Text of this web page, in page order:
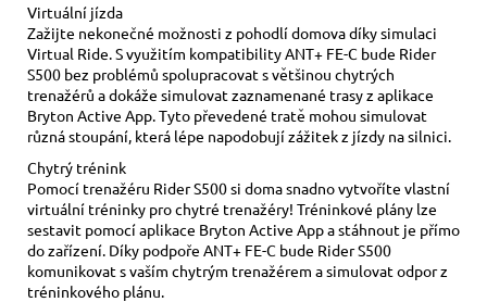
Virtuální jízda
Zažijte nekonečné možnosti z pohodlí domova díky simulaci
Virtual Ride. S využitím kompatibility ANT+ FE-C bude Rider
S500 bez problémů spolupracovat s většinou chytrých
trenažérů a dokáže simulovat zaznamenané trasy z aplikace
Bryton Active App. Tyto převedené tratě mohou simulovat
různá stoupání, která lépe napodobují zážitek z jízdy na silnici.
Chytrý trénink
Pomocí trenažéru Rider S500 si doma snadno vytvoříte vlastní
virtuální tréninky pro chytré trenažéry! Tréninkové plány lze
sestavit pomocí aplikace Bryton Active App a stáhnout je přímo
do zařízení. Díky podpoře ANT+ FE-C bude Rider S500
komunikovat s vaším chytrým trenažérem a simulovat odpor z
tréninkového plánu.